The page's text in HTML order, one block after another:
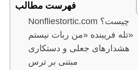
فهرست مطالب
Nonfliestortic.com چیست؟
تله فریبنده «من ربات نیستم»
هشدارهای جعلی و دستکاری
مبتنی بر ترس